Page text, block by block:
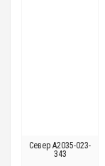
Север A2035-023-
343